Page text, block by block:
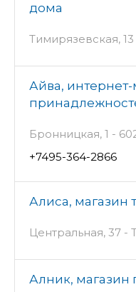
дома
Тимирязевская,
Айва,
Бронницкая, 1 -
+7495-364-2866
Алиса, магазин
Центральная, 37
Алник, магазин